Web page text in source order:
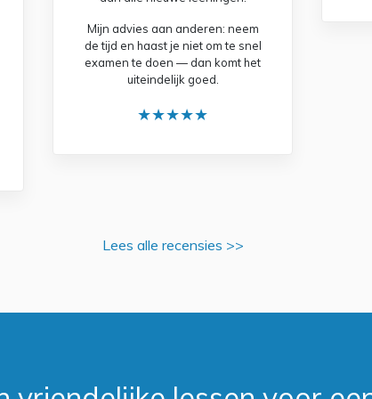
Mijn advies aan anderen: neem
de tijd en haast je niet om te snel
examen te doen — dan komt het
uiteindelijk goed.
★★★★★
Lees alle recensies >>